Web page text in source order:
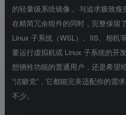
的轻量级系统镜像 。与追求极致瘦
在精简冗余组件的同时，完整保留
Linux 子系统（WSL）、IIS、相机
要运行虚拟机或 Linux 子系统的开
想牺牲功能的普通用户，还是希望
“洁癖党”，它都能完美适配你的
不少。